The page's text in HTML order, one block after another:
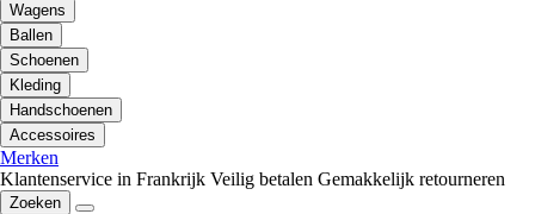
Wagens
Ballen
Schoenen
Kleding
Handschoenen
Accessoires
Merken
Klantenservice in Frankrijk Veilig betalen Gemakkelijk retourneren
Zoeken